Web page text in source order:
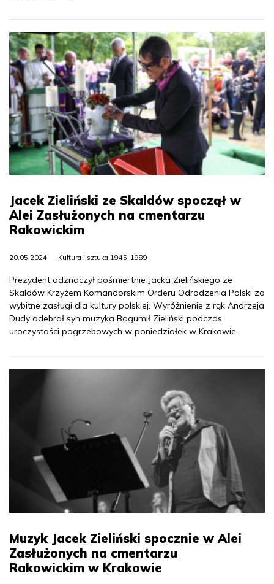
Jacek Zieliński ze Skaldów spoczął w
Alei Zasłużonych na cmentarzu
Rakowickim
20.05.2024 Kultura i sztuka 1945-1989
Prezydent odznaczył pośmiertnie Jacka Zielińskiego ze
Skaldów Krzyżem Komandorskim Orderu Odrodzenia Polski za
wybitne zasługi dla kultury polskiej. Wyróżnienie z rąk Andrzeja
Dudy odebrał syn muzyka Bogumił Zieliński podczas
uroczystości pogrzebowych w poniedziałek w Krakowie.
Muzyk Jacek Zieliński spocznie w Alei
Zasłużonych na cmentarzu
Rakowickim w Krakowie